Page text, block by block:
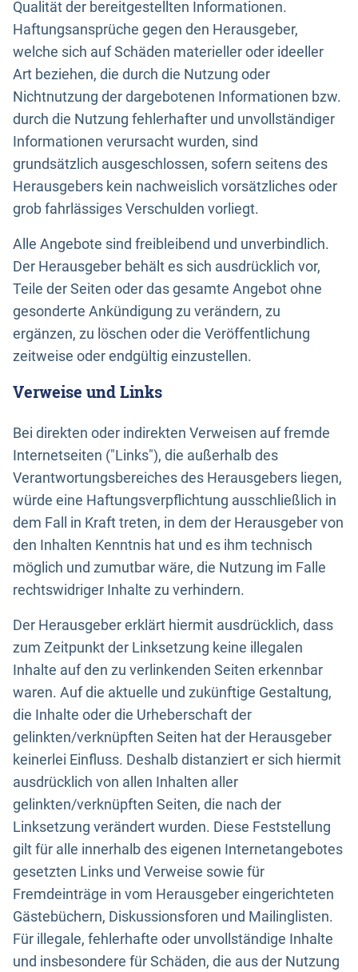
Qualität der bereitgestellten Informationen.
Haftungsansprüche gegen den Herausgeber,
welche sich auf Schäden materieller oder ideeller
Art beziehen, die durch die Nutzung oder
Nichtnutzung der dargebotenen Informationen bzw.
durch die Nutzung fehlerhafter und unvollständiger
Informationen verursacht wurden, sind
grundsätzlich ausgeschlossen, sofern seitens des
Herausgebers kein nachweislich vorsätzliches oder
grob fahrlässiges Verschulden vorliegt.
Alle Angebote sind freibleibend und unverbindlich.
Der Herausgeber behält es sich ausdrücklich vor,
Teile der Seiten oder das gesamte Angebot ohne
gesonderte Ankündigung zu verändern, zu
ergänzen, zu löschen oder die Veröffentlichung
zeitweise oder endgültig einzustellen.
Verweise und Links
Bei direkten oder indirekten Verweisen auf fremde
Internetseiten ("Links"), die außerhalb des
Verantwortungsbereiches des Herausgebers liegen,
würde eine Haftungsverpflichtung ausschließlich in
dem Fall in Kraft treten, in dem der Herausgeber von
den Inhalten Kenntnis hat und es ihm technisch
möglich und zumutbar wäre, die Nutzung im Falle
rechtswidriger Inhalte zu verhindern.
Der Herausgeber erklärt hiermit ausdrücklich, dass
zum Zeitpunkt der Linksetzung keine illegalen
Inhalte auf den zu verlinkenden Seiten erkennbar
waren. Auf die aktuelle und zukünftige Gestaltung,
die Inhalte oder die Urheberschaft der
gelinkten/verknüpften Seiten hat der Herausgeber
keinerlei Einfluss. Deshalb distanziert er sich hiermit
ausdrücklich von allen Inhalten aller
gelinkten/verknüpften Seiten, die nach der
Linksetzung verändert wurden. Diese Feststellung
gilt für alle innerhalb des eigenen Internetangebotes
gesetzten Links und Verweise sowie für
Fremdeinträge in vom Herausgeber eingerichteten
Gästebüchern, Diskussionsforen und Mailinglisten.
Für illegale, fehlerhafte oder unvollständige Inhalte
und insbesondere für Schäden, die aus der Nutzung